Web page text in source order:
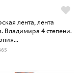
лента, лента
Владимира 4 степени.